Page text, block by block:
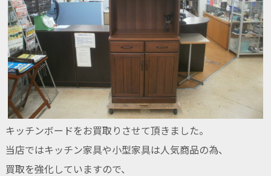
キッチンボードをお買取りさせて頂きました。
当店ではキッチン家具や小型家具は人気商品の為、
買取を強化していますので、